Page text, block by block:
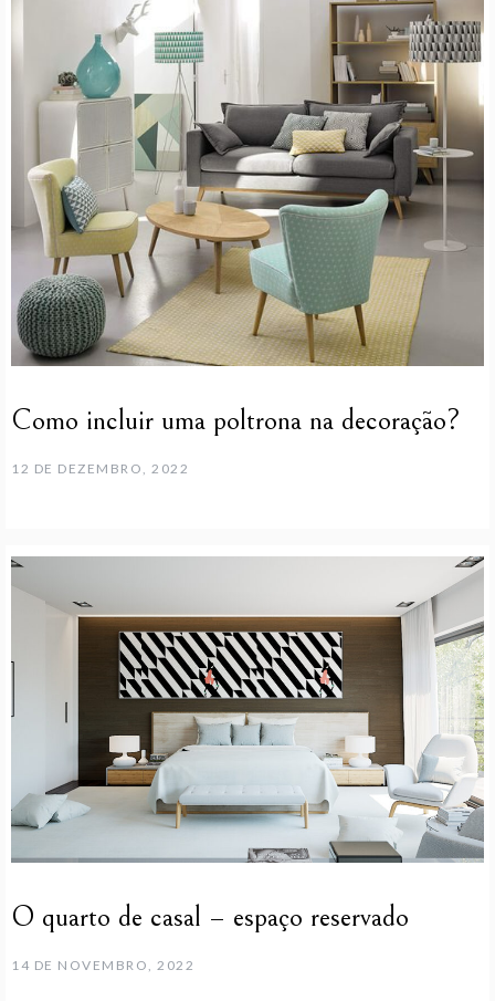
Como incluir uma poltrona na decoração?
12 DE DEZEMBRO, 2022
O quarto de casal – espaço reservado
14 DE NOVEMBRO, 2022